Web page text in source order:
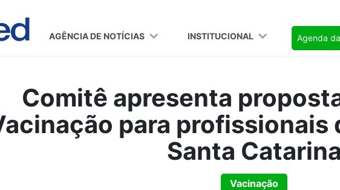
AGÊNCIA DE NOTÍCIAS INSTITUCIONAL Agenda
Comitê apresenta
para profissionais
Santa Catarina
Vacinação